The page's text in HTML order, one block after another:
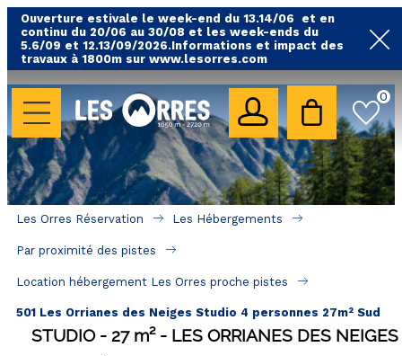
Ouverture estivale le week-end du 13.14/06 et en
continu du 20/06 au 30/08 et les week-ends du
5.6/09 et 12.13/09/2026.Informations et impact des
travaux à 1800m sur www.lesorres.com
0
LES HÉBERGEMENTS
Toutes nos locations
Hébergements avec piscine
Hébergements labellisés qualité
A proximité des remontées mécaniques ( VTT,
Hôtels - Chambres d'Hôtes & SPA
Les Orres Réservation Les Hébergements
Par proximité des pistes
Location hébergement Les Orres proche pistes
501 Les Orrianes des Neiges Studio 4 personnes 27m² Sud
STUDIO 27 m²
LES ORRIANES DES NEIGES